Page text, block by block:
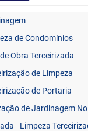
de Condomínios
Obra Terceirizada
de Limpeza
de Portaria
de Jardinagem No
Limpeza